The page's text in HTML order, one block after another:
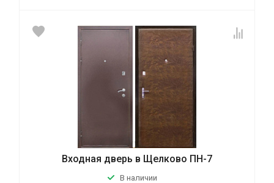
Входная дверь в Щелково ПН-7
В наличии